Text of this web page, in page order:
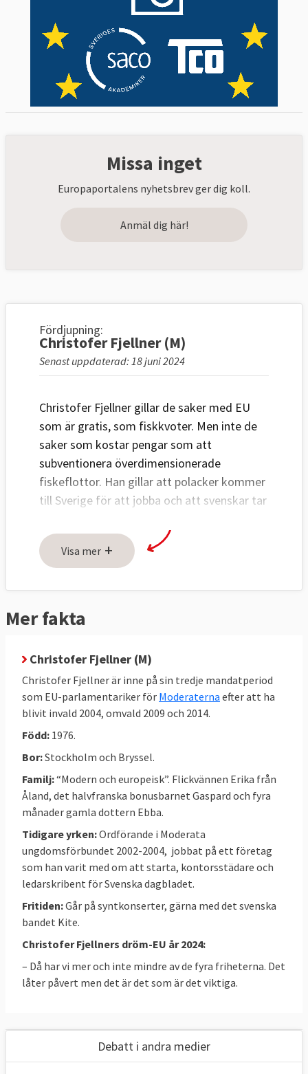
Missa inget
Europaportalens nyhetsbrev ger dig koll.
Anmäl dig här!
Fördjupning:
Christofer Fjellner (M)
Senast uppdaterad: 18 juni 2024
Christofer Fjellner gillar de saker med EU
som är gratis, som fiskkvoter. Men inte de
saker som kostar pengar som att
subventionera överdimensionerade
fiskeflottor. Han gillar att polacker kommer
till Sverige för att jobba och att svenskar tar
ogillar EU:s betalda kulturutbyten.
Riv marknadshindren, montera ner EU:s inre
friheterna. Om vi fortsätter så här tror jag
att fri rörlighet av kapital är borta inom fem
år,sade hani valrörelsen 2014.
Christofer Fjellner syftade på de olika
ekonomiska samarbeten som klubbats i
kölvattnet av eurokrisen som inte alla EU-
länder är med på, till exempel bankunionen
(regler för hur krisande banker ska hjälpas
eller monteras ned) och den finansiella
transaktionsskatten – båda samarbeten där
Sverige hittills valt att stå utanför.
Fem frågor
På hösten 2016 ställde Europaportalen fem
Så här svarade Christofer Fjellner:
Visa mer +
Mer fakta
Christofer Fjellner (M)
Christofer Fjellner är inne på sin tredje mandatperiod
som EU-parlamentariker för Moderaterna efter att ha
blivit invald 2004, omvald 2009 och 2014.
Född: 1976.
Bor:Stockholm och Bryssel.
Familj:“Modern och europeisk”. Flickvännen Erika från
Åland, det halvfranska bonusbarnet Gaspard och fyra
månader gamla dottern Ebba.
Tidigare yrken:Ordförande i Moderata
ungdomsförbundet 2002-2004, jobbat på ett företag
som han varit med om att starta, kontorsstädare och
ledarskribent för Svenska dagbladet.
Fritiden:Går på syntkonserter, gärna med det svenska
bandet Kite.
Christofer Fjellners dröm-EU år 2024:
– Då har vi mer och inte mindre av de fyra friheterna. Det
låter påvert men det är det som är det viktiga.
Debatt i andra medier